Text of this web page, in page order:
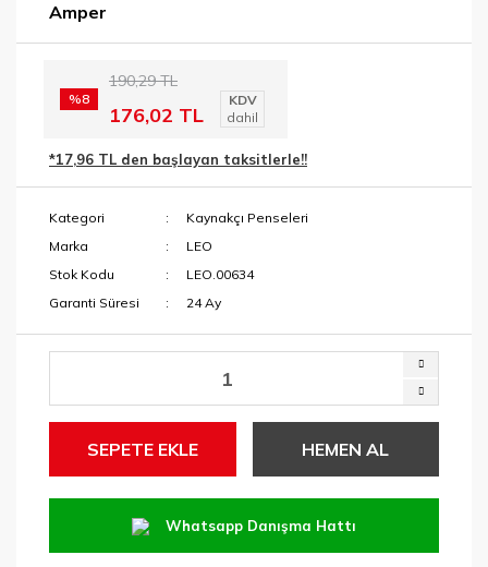
Amper
%8
190,29 TL
176,02 TL
KDV
dahil
*17,96 TL den başlayan taksitlerle!!
Kategori
Kaynakçı Penseleri
Marka
LEO
Stok Kodu
LEO.00634
Garanti Süresi
24 Ay
SEPETE EKLE HEMEN AL
Whatsapp Danışma Hattı